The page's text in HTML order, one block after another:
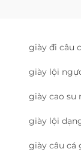
giày đi câu
giày lội
giày cao su
giày lội
giày câu cá